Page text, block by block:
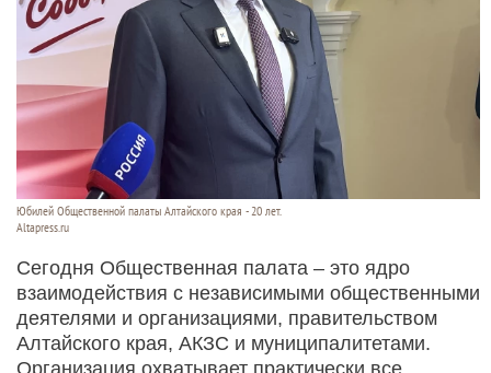
Юбилей Общественной палаты Алтайского края - 20 лет.
Altapress.ru
Сегодня Общественная палата – это ядро
взаимодействия с независимыми общественными
деятелями и организациями, правительством
Алтайского края, АКЗС и муниципалитетами.
Организация охватывает практически все